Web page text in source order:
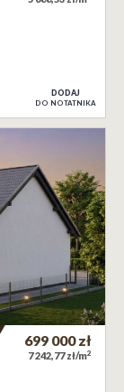
DODAJ
DO NOTATNIKA
699 000zł
7 242,77 zł/m2